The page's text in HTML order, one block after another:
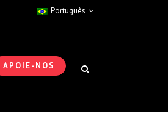
Português
APOIE-NOS